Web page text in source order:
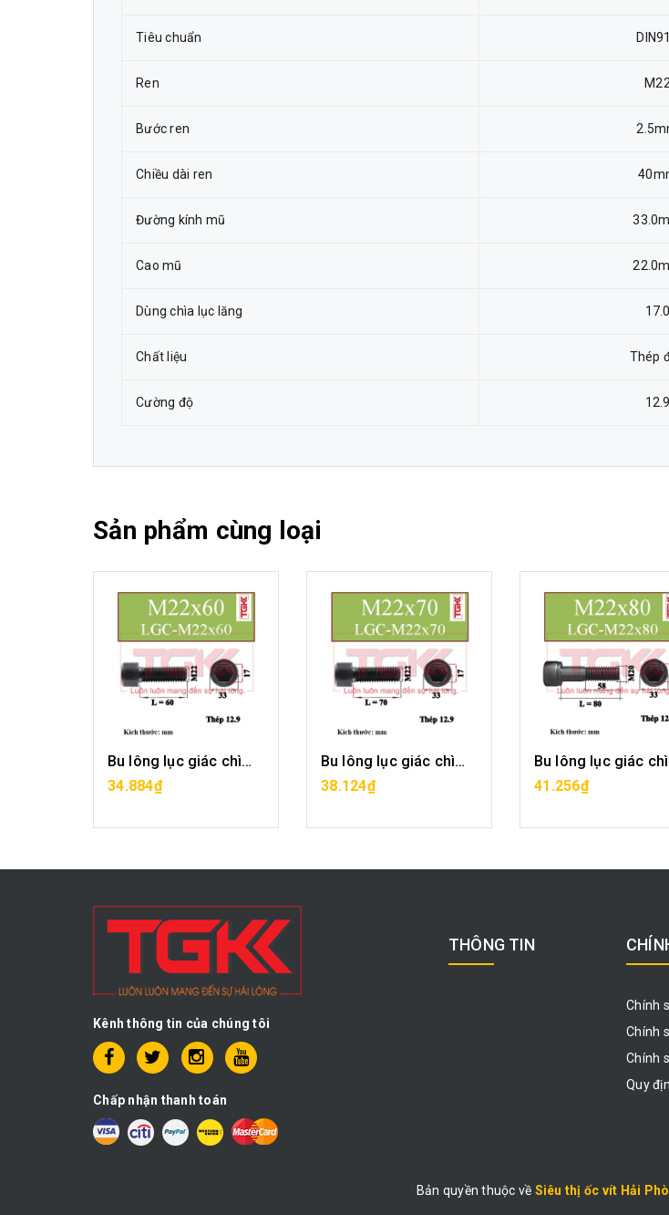
Tiêu chuẩn
Ren M22
Bước ren
Chiều dài ren
Đường kính mũ
Cao mũ
Dùng chìa lục lăng 17.0
Chất liệu Thép
Cường độ 12.9
Sản phẩm cùng loại
Bu lông lục giác chìm-M22x60
34.884₫
MUA HÀNG
Bu lông lục giác chìm-M22x70
38.124₫
MUA HÀNG
41.256₫
MUA HÀNG
Kênh thông tin của chúng tôi
Chấp nhận thanh toán
THÔNG TIN
Chính
Chính
Chính
Quy
Bản quyền thuộc về Siêu thị ốc vít Hải